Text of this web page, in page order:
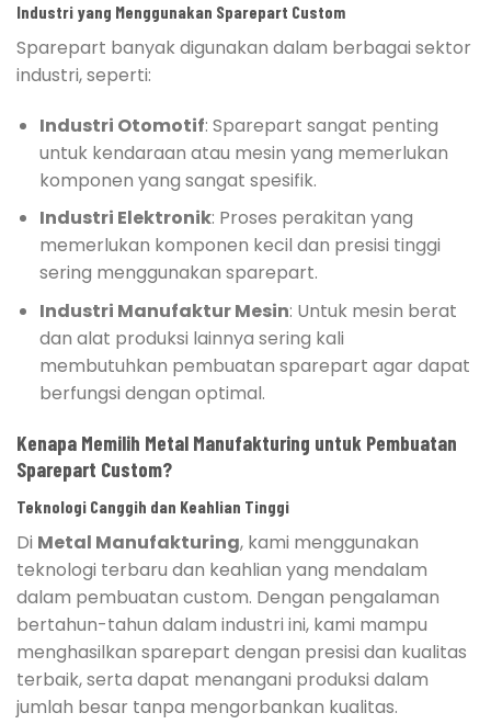
Industri yang Menggunakan Sparepart Custom
Sparepart banyak digunakan dalam berbagai sektor
industri, seperti:
Industri Otomotif: Sparepart sangat penting
untuk kendaraan atau mesin yang memerlukan
komponen yang sangat spesifik.
Industri Elektronik: Proses perakitan yang
memerlukan komponen kecil dan presisi tinggi
sering menggunakan sparepart.
Industri Manufaktur Mesin: Untuk mesin berat
dan alat produksi lainnya sering kali
membutuhkan pembuatan sparepart agar dapat
berfungsi dengan optimal.
Kenapa Memilih Metal Manufakturing untuk Pembuatan
Sparepart Custom?
Teknologi Canggih dan Keahlian Tinggi
Di Metal Manufakturing, kami menggunakan
teknologi terbaru dan keahlian yang mendalam
dalam pembuatan custom. Dengan pengalaman
bertahun-tahun dalam industri ini, kami mampu
menghasilkan sparepart dengan presisi dan kualitas
terbaik, serta dapat menangani produksi dalam
jumlah besar tanpa mengorbankan kualitas.